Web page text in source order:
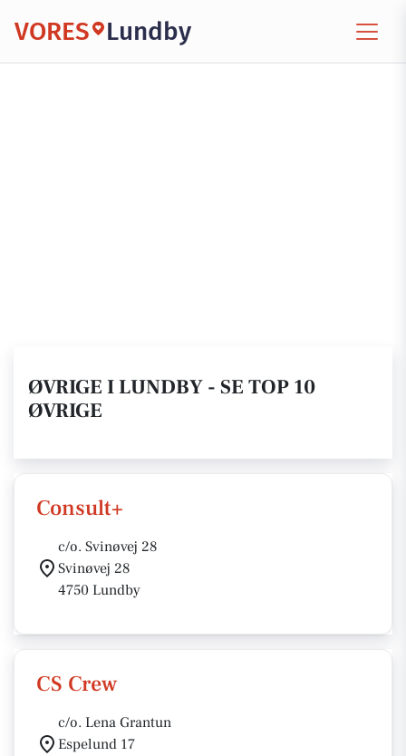
VORES Lundby
ØVRIGE I LUNDBY - SE TOP 10
ØVRIGE
Consult+
c/o. Svinøvej 28
Svinøvej 28
4750 Lundby
CS Crew
c/o. Lena Grantun
Espelund 17